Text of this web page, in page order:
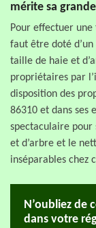
mérite sa
Pour effectuer
faut être doté
taille de haie et
propriétaires par
disposition des
86310 et dans ses
spectaculaire pour
et d’arbre et le
inséparables chez
N’oubliez de
dans votre